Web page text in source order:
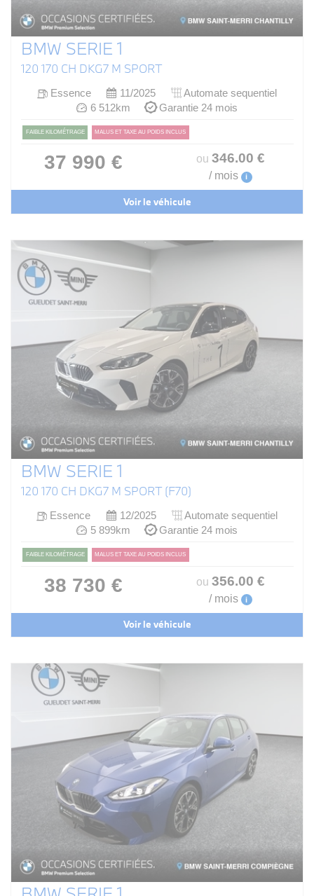
BMW SERIE 1
120 170 CH DKG7 M SPORT
Essence 11/2025
Automate sequentiel
6 512km
Garantie 24 mois
FAIBLE KILOMÉTRAGE MALUS ET TAXE AU POIDS INCLUS
37 990 € ou 346.00 €
/ mois i
Voir le véhicule
BMW SERIE 1
120 170 CH DKG7 M SPORT (F70)
Essence 12/2025
Automate sequentiel
5 899km
Garantie 24 mois
FAIBLE KILOMÉTRAGE MALUS ET TAXE AU POIDS INCLUS
38 730 € ou 356.00 €
/ mois i
Voir le véhicule